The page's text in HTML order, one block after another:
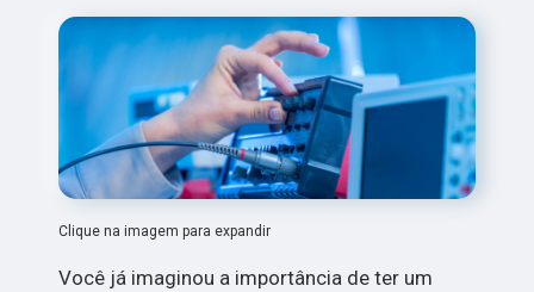
Clique na imagem para expandir
Você já imaginou a importância de ter um